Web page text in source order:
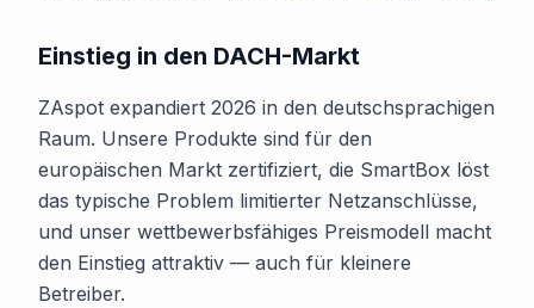
Einstieg in den DACH-Markt
ZAspot expandiert 2026 in den deutschsprachigen
Raum. Unsere Produkte sind für den
europäischen Markt zertifiziert, die SmartBox löst
das typische Problem limitierter Netzanschlüsse,
und unser wettbewerbsfähiges Preismodell macht
den Einstieg attraktiv — auch für kleinere
Betreiber.